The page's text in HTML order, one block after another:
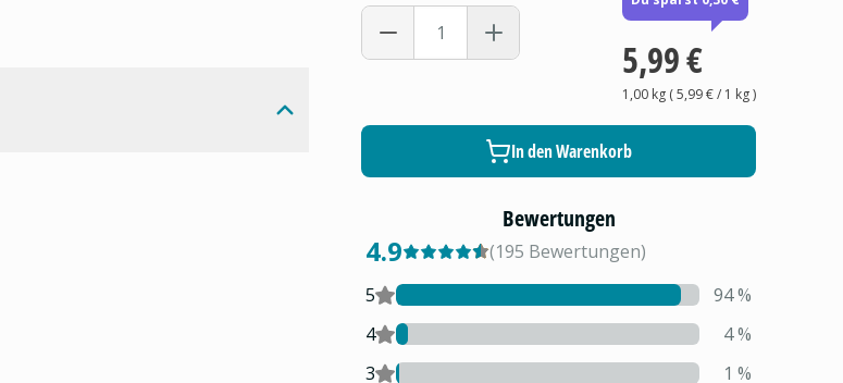
5,99 €
1,00 kg(5,99 €/ 1 kg)
In den Warenkorb
Bewertungen
4.9 (195 Bewertungen)
5
94%
4
4%
3
1 %